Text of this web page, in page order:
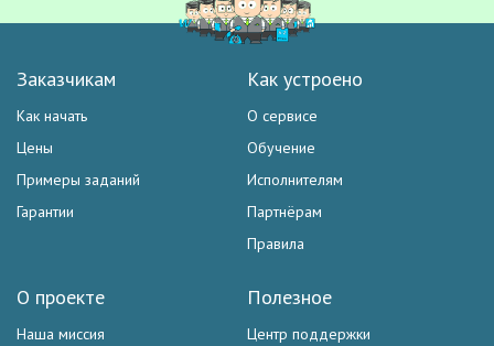
Заказчикам
Как начать
Цены
Примеры заданий
Гарантии
Как устроено
О сервисе
Обучение
Исполнителям
Партнёрам
Правила
Полезное
Центр поддержки
О проекте
Наша миссия